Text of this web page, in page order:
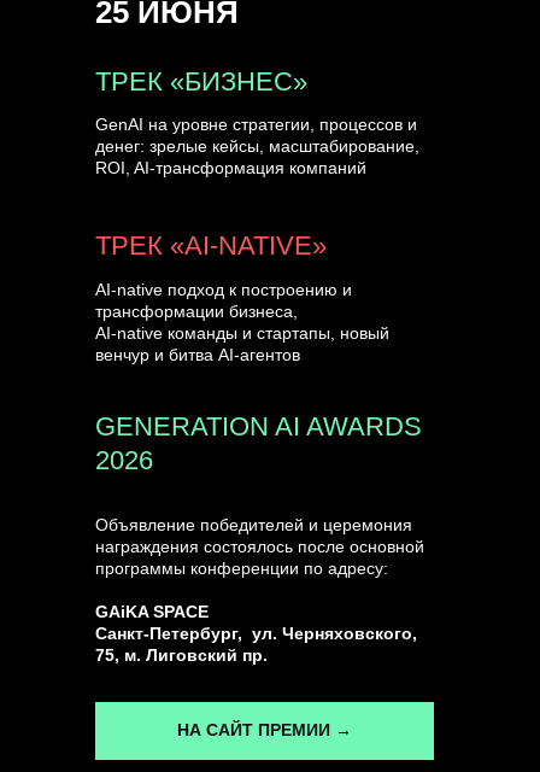
Объявление победителей и церемония
награждения состоялось после основной
программы конференции по адресу:
GAiKA SPACE
Санкт-Петербург, ул. Черняховского,
75, м. Лиговский пр.
ТРЕК «БИЗНЕС»
GENERATION AI AWARDS
2026
GenAI на уровне стратегии, процессов и
денег: зрелые кейсы, масштабирование,
ROI, AI-трансформация компаний
AI-native подход к построению и
трансформации бизнеса,
AI-native команды и стартапы, новый
венчур и битва AI-агентов
ТРЕК «AI-NATIVE»
25 ИЮНЯ
НА САЙТ ПРЕМИИ →
УЗНАТЬ БОЛЬШЕ
ГЕНЕРАЛЬНЫЙ ИНФОПАРТНЕР
CONVERSATIONS